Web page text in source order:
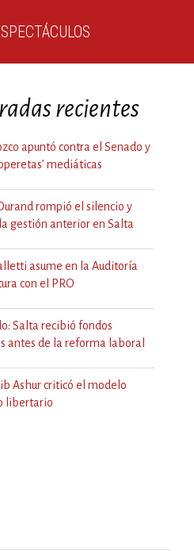
recientes
apuntó contra el Senado y
mediáticas
rompió el silencio y
gestión anterior en Salta
asume en la Auditoría
con el PRO
Salta recibió fondos
antes de la reforma laboral
Ashur criticó el modelo
libertario